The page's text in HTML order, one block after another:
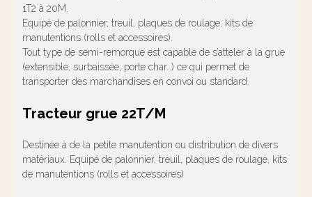
1T2 à 20M.
Equipé de palonnier, treuil, plaques de roulage, kits de
manutentions (rolls et accessoires).
Tout type de semi-remorque est capable de s’atteler à la grue
(extensible, surbaissée, porte char…) ce qui permet de
transporter des marchandises en convoi ou standard.
Tracteur grue 22T/M
Destinée à de la petite manutention ou distribution de divers
matériaux. Equipé de palonnier, treuil, plaques de roulage, kits
de manutentions (rolls et accessoires)